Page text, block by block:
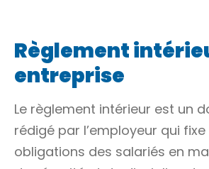
Règlement
entreprise
Le règlement intérieur est un
rédigé par l’employeur qui
obligations des salariés en